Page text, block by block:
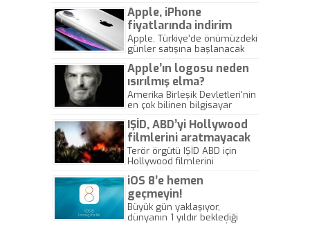
girişinde, 15 Temmuz Şehitler
Makamı'nın hemen altında bin
500 metrekarelik alana inşa
edilen "Hafıza 15 Temmuz
Müzesi"nin açılış töreninde
konuşma yaptı. Öte yandan
Cumhurbaşkanı Erdoğan,
Hürriyet Gazetesi Ankara
Temsilcisi Hande Fırat ile 15
Temmuz darbe gecesi
Facetime üzerinden bağlantı
kurduğu telefon hakkında
konuştu. Hande Fırat,
"Cumhurbaşkanı Erdoğan
telefonu sakla demişti. 3 yıldır
saklıyoruz." ifadelerini
kullandı.
Apple, iPhone
fiyatlarında indirim
kararı aldı
Apple, Türkiye'de önümüzdeki
günler satışına başlanacak
Japonya genelinde
düşürmeye karar verdi. Peki
bu kadar yeni bir telefonun
fiyatı neden indiriliyor?
Apple’ın logosu neden
ısırılmış elma?
Amerika Birleşik Devletleri'nin
en çok bilinen bilgisayar
firması olan Apple ilk
kurulduğu zamanlar bir elma
çeşidinin adı olan "Macintosh"
ismiyle anılıyordu.
IŞİD, ABD’yi Hollywood
filmlerini aratmayacak
bir fragmanla tehdit
etti!
Terör örgütü IŞİD ABD için
Hollywood filmlerini
hazırladı. Yayınladığı savaş
fragmanı ile “Biz buradayız”
diyen IŞİD filmde ABD'ye
tehditler savuruyor.
iOS 8’e hemen
geçmeyin!
Büyük gün yaklaşıyor,
dünyanın 1 yıldır beklediği
iPhone 6, 9 Eylül'de TSİ